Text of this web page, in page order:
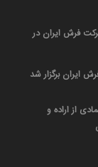
فرش ایران در
ایران برگزار شد
از اراده و